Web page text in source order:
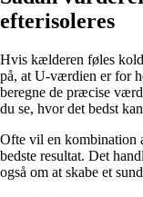
efterisoleres
Hvis kælderen føles
på, at U-værdien er for
beregne de præcise
du se, hvor det bedst
Ofte vil en kombination
bedste resultat. Det
også om at skabe et